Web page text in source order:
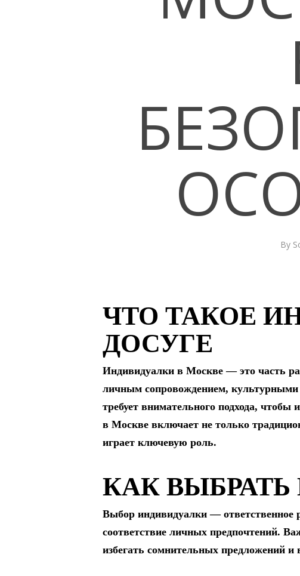
By
ЧТО ТАКОЕ
ДОСУГЕ
Индивидуалки в Москве — это часть
личным сопровождением,
требует внимательного подхода,
в Москве включает не только
играет ключевую роль.
КАК
Выбор индивидуалки —
соответствие личных предпочтений.
избегать сомнительных предложений